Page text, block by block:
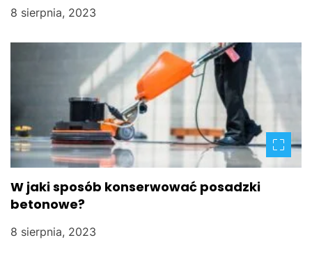
8 sierpnia, 2023
W jaki sposób konserwować posadzki
betonowe?
8 sierpnia, 2023